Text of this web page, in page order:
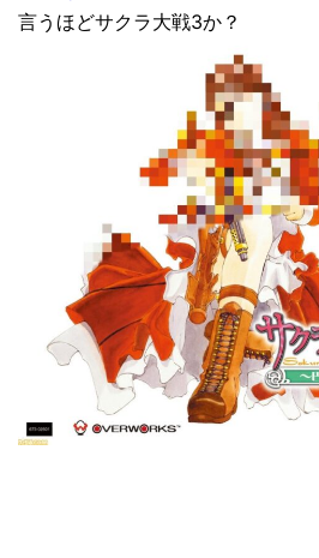
言うほどサクラ大戦3か？